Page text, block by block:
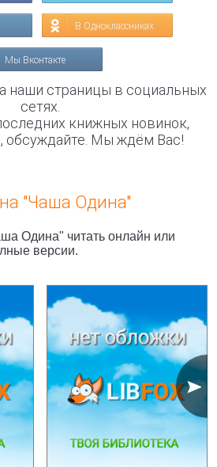
В Одноклассниках
Мы Вконтакте
наши страницы в социальных
сетях.
книжных новинок,
обсуждайте. Мы ждём Вас!
"Чаша Одина"
Одина" читать онлайн или
версии.